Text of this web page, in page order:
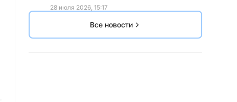
28 июля 2026, 15:17
Все новости